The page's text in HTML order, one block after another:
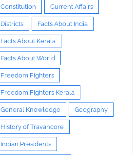
Constitution Current Affairs
Districts Facts About India
Facts About Kerala
Facts About World
Freedom Fighters
Freedom Fighters Kerala
General Knowledge Geography
History of Travancore
Indian Presidents